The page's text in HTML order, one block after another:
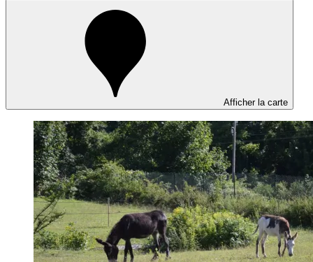
Afficher la carte